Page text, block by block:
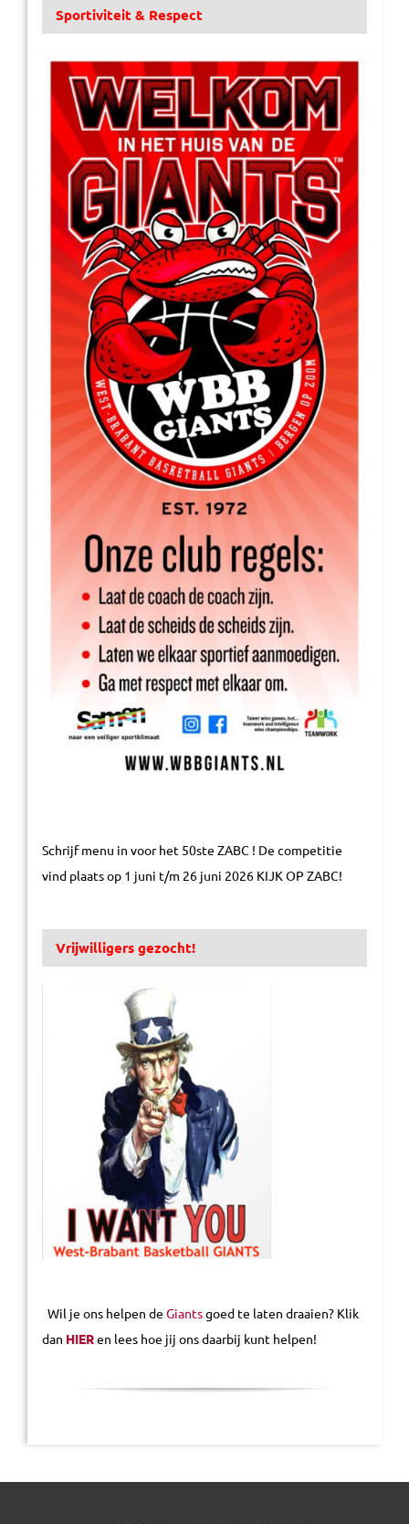
Sportiviteit & Respect
Schrijf menu in voor het 50ste ZABC ! De competitie
vind plaats op 1 juni t/m 26 juni 2026 KIJK OP ZABC!
Vrijwilligers gezocht!
Wil je ons helpen de Giantsgoed te laten draaien? Klik
dan HIERen lees hoe jij ons daarbij kunt helpen!